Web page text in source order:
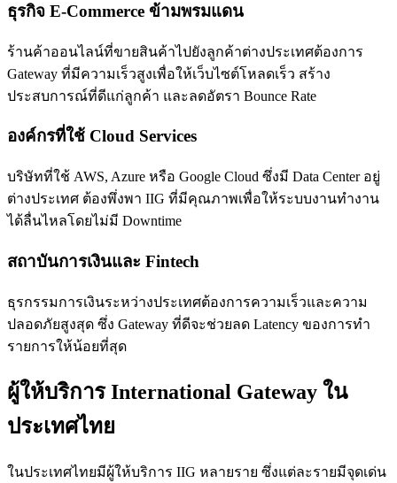
ธุรกิจ E-Commerce ข้ามพรมแดน
ร้านค้าออนไลน์ที่ขายสินค้าไปยังลูกค้าต่างประเทศต้องการ
Gateway ที่มีความเร็วสูงเพื่อให้เว็บไซต์โหลดเร็ว สร้าง
ประสบการณ์ที่ดีแก่ลูกค้า และลดอัตรา Bounce Rate
องค์กรที่ใช้ Cloud Services
บริษัทที่ใช้ AWS, Azure หรือ Google Cloud ซึ่งมี Data Center อยู่
ต่างประเทศ ต้องพึ่งพา IIG ที่มีคุณภาพเพื่อให้ระบบงานทำงาน
ได้ลื่นไหลโดยไม่มี Downtime
สถาบันการเงินและ Fintech
ธุรกรรมการเงินระหว่างประเทศต้องการความเร็วและความ
ปลอดภัยสูงสุด ซึ่ง Gateway ที่ดีจะช่วยลด Latency ของการทำ
รายการให้น้อยที่สุด
ผู้ให้บริการ International Gateway ใน
ประเทศไทย
ในประเทศไทยมีผู้ให้บริการ IIG หลายราย ซึ่งแต่ละรายมีจุดเด่น